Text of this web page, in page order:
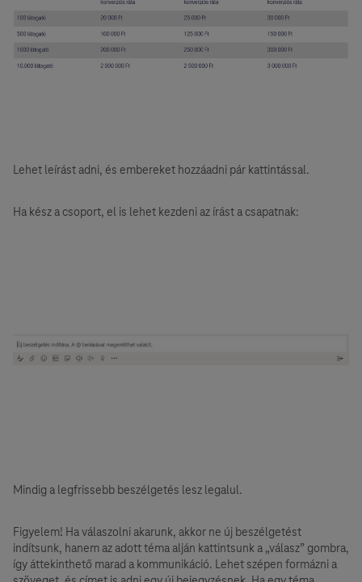
Lehet leírást adni, és embereket hozzáadni pár kattintással.
Ha kész a csoport, el is lehet kezdeni az írást a csapatnak:
Mindig a legfrissebb beszélgetés lesz legalul.
Figyelem! Ha válaszolni akarunk, akkor ne új beszélgetést
indítsunk, hanem az adott téma alján kattintsunk a „válasz” gombra,
így áttekinthető marad a kommunikáció. Lehet szépen formázni a